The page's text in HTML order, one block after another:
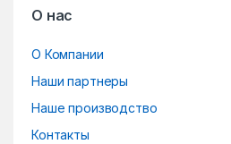
О нас
О Компании
Наши партнеры
Наше производство
Контакты